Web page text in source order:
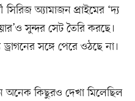
সিরিজ অ্যামাজন প্রাইমের ‘দ্য
সুন্দর সেট তৈরি করছে।
সঙ্গে পেরে ওঠছে না।
অনেক কিছুরও দেখা মিলেছিল